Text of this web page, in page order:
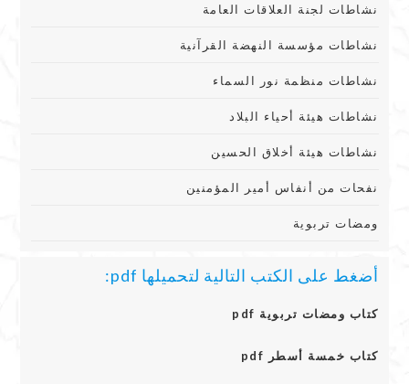
نشاطات لجنة العلاقات العامة
نشاطات مؤسسة النهضة القرآنية
نشاطات منظمة نور السماء
نشاطات هيئة أحياء البلاد
نشاطات هيئة أخلاق الحسين
نفحات من أنفاس أمير المؤمنين
ومضات تربوية
أضغط على الكتب التالية لتحميلها pdf:
كتاب ومضات تربوية pdf
كتاب خمسة أسطر pdf